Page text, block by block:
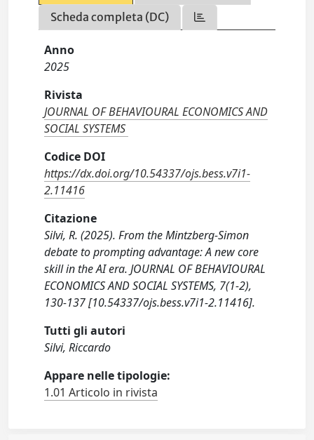
Scheda completa (DC)
Anno
2025
Rivista
JOURNAL OF BEHAVIOURAL ECONOMICS AND
SOCIAL SYSTEMS
Codice DOI
https://dx.doi.org/10.54337/ojs.bess.v7i1-
2.11416
Citazione
Silvi, R. (2025). From the Mintzberg-Simon
debate to prompting advantage: A new core
skill in the AI era. JOURNAL OF BEHAVIOURAL
ECONOMICS AND SOCIAL SYSTEMS, 7(1-2),
130-137 [10.54337/ojs.bess.v7i1-2.11416].
Tutti gli autori
Silvi, Riccardo
Appare nelle tipologie:
1.01 Articolo in rivista